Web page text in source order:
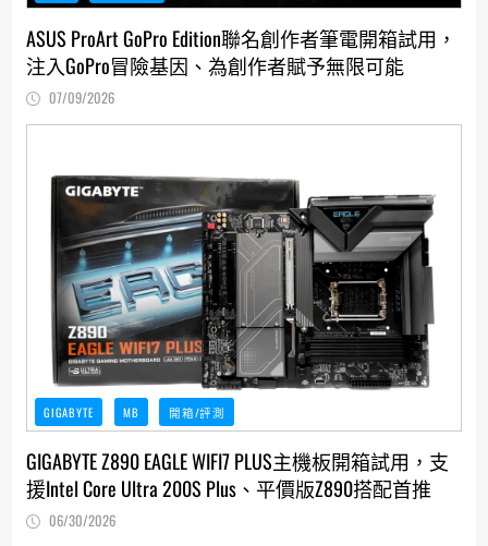
ASUS ProArt GoPro Edition聯名創作者筆電開箱試用，
注入GoPro冒險基因、為創作者賦予無限可能
07/09/2026
GIGABYTE MB 開箱/評測
GIGABYTE Z890 EAGLE WIFI7 PLUS主機板開箱試用，支
援Intel Core Ultra 200S Plus、平價版Z890搭配首推
06/30/2026